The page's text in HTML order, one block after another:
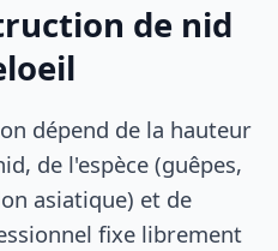
de nid
dépend de la hauteur
de l'espèce (guêpes,
asiatique) et de
fixe librement